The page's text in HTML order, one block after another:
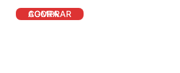
COMPRAR AGORA